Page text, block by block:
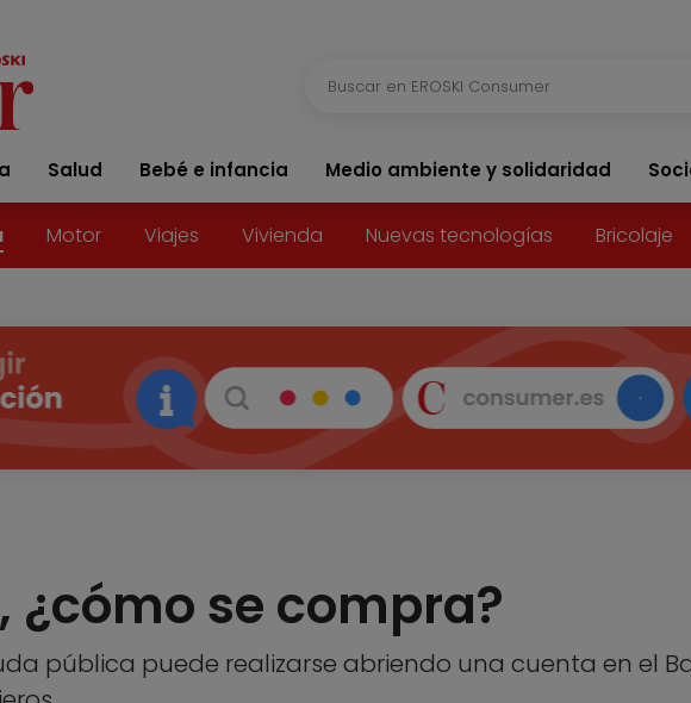
Salud Bebé e infancia Medio ambiente y solidaridad
Motor Viajes Vivienda Nuevas tecnologías Bricolaje
¿cómo se compra?
pública puede realizarse abriendo una cuenta en el